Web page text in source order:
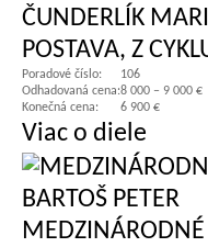
ČUNDERLÍK
POSTAVA, Z
Poradové číslo:
106
Odhadovaná cena:8 000 – 9 000 €
Konečná cena:
6 900 €
Viac o diele
BARTOŠ PETER